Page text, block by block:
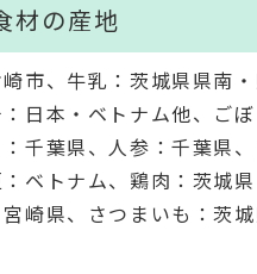
材の産地
市、牛乳：茨城県県南
日本・ベトナム他、ごぼ
千葉県、人参：千葉県
ベトナム、鶏肉：茨城
崎県、さつまいも：茨